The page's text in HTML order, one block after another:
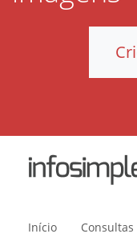
Início Consultas